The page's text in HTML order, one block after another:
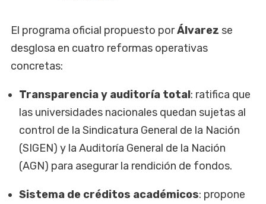
El programa oficial propuesto porÁlvarez se
desglosa en cuatro reformas operativas
concretas:
Transparencia y auditoría total: ratifica que
las universidades nacionales quedan sujetas al
control de la Sindicatura General de la Nación
(SIGEN) y la Auditoría General de la Nación
(AGN) para asegurar la rendición de fondos.
Sistema de créditos académicos: propone